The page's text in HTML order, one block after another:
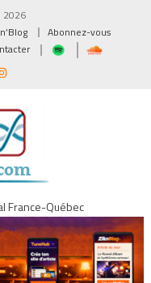
2026
Abonnez-vous
France-Québec